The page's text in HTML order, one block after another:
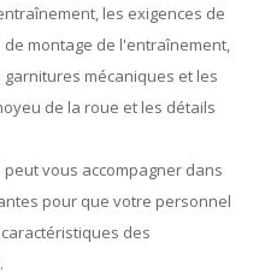
les exigences de
montage de l'entraînement,
mécaniques et les
de la roue et les détails
peut vous accompagner dans
pour que votre personnel
des